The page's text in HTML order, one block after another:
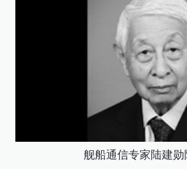
舰船通信专家陆建勋